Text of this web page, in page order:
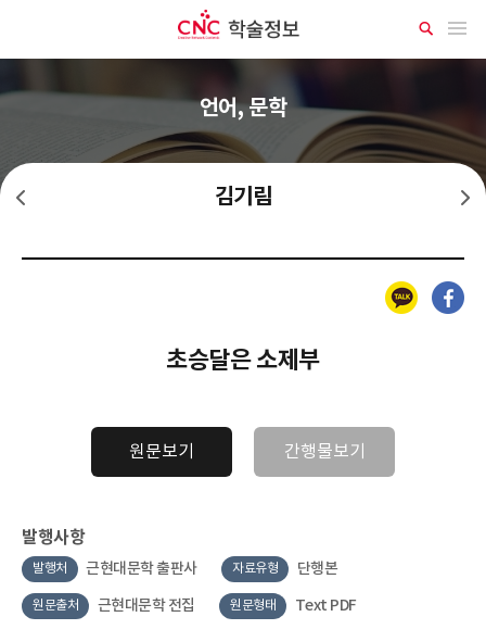
메뉴 열기
상
세
언어, 문학
김기림 김상용
카카오톡 페이스북
초승달은 소제부
원문보기 간행물보기
발행사항
발행처 근현대문학 출판사 자료유형 단행본
원문출처 근현대문학 전집 원문형태 Text PDF